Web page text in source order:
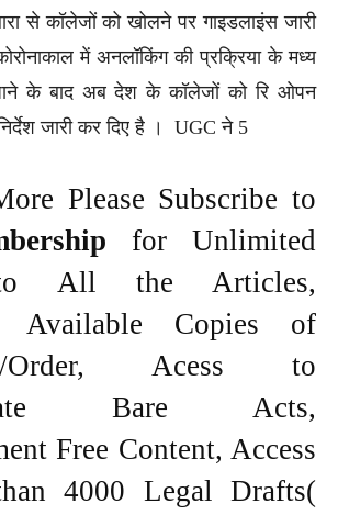
से कॉलेजों को खोलने पर गाइडलाइंस जारी
में अनलॉकिंग की प्रक्रिया के मध्य
के बाद अब देश के कॉलेजों को रि ओपन
जारी कर दिए है । UGC ने 5
Please Subscribe to
for Unlimited
All the Articles,
Available Copies of
Order, Acess to
State Bare Acts,
Free Content, Access
4000 Legal Drafts(